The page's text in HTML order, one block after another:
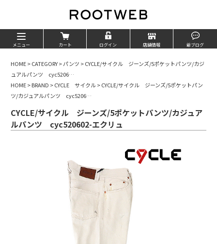
メニュー カート ログイン 店舗情報 爺ブログ
HOME>CATEGORY>パンツ >CYCLE/サイクル ジーンズ/5ポケットパンツ/カジ
ュアルパンツ cyc5206…
HOME>BRAND >CYCLE サイクル>CYCLE/サイクル ジーンズ/5ポケットパン
ツ/カジュアルパンツ cyc5206…
CYCLE/サイクル ジーンズ/5ポケットパンツ/カジュア
ルパンツ cyc520602-エクリュ